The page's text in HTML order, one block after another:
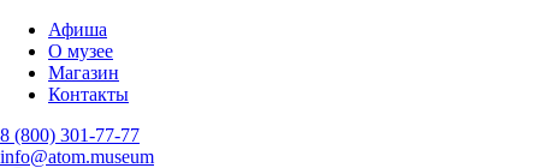
Афиша
О музее
Магазин
Контакты
8 (800) 301-77-77
info@atom.museum